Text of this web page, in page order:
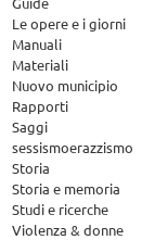
Le opere e i giorni
Manuali
Materiali
Nuovo municipio
Rapporti
Saggi
sessismoerazzismo
Storia
Storia e memoria
Studi e ricerche
Violenza & donne